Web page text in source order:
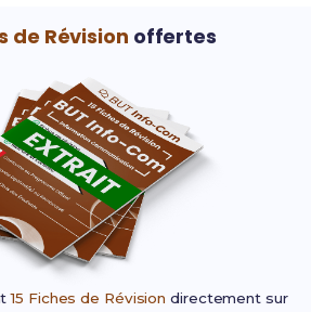
de Révision offertes
15 Fiches de Révision directement sur